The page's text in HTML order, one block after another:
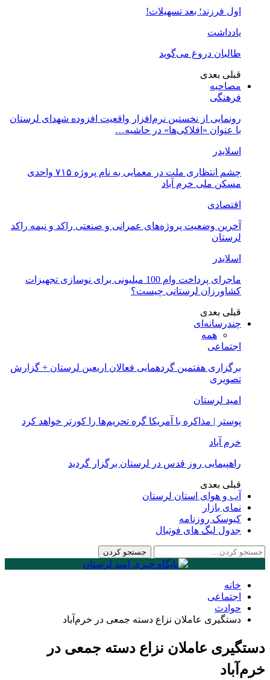
اول فرزند؛ بعد تسهیلات!
یادداشت
طالبان دروغ می‌گوید
قبلی بعدی
مصاحبه
فرهنگی
رونمایی از نخستین نرم‌افزار واقعیت افزوده شهدای لرستان
با عنوان «افلاکی‌ها» در حاشیه…
اسلایدر
چشم انتظاری ملت در معمایی به نام پروژه ۷۱۵ واحدی
مسکن ملی خرم آباد
اقتصادی
آخرین وضعیت پروژه‌های عمرانی و صنعتی راکد و نیمه راکد
لرستان
اسلایدر
ماجرای پرداخت وام 100 میلیونی برای نوسازی تجهیزات
کشاورزان لرستانی چیست؟
قبلی بعدی
چندرسانه‌ای
همه
اجتماعی
برگزاری هفتمین گردهمایی فعالان اربعین لرستان + گزارش
تصویری
امید لرستان
پوستر | مذاکره با آمریکا گره تحریم‌ها را کورتر خواهد کرد
خرم آباد
راهپیمایی روز قدس در لرستان برگزار گردید
قبلی بعدی
آب و هوای استان لرستان
نمای بازار
کیوسک روزنامه
جدول لیگ های فوتبال
خانه
اجتماعی
حوادث
دستگیری عاملان نزاع دسته جمعی در خرم‌آباد
دستگیری عاملان نزاع دسته جمعی در
خرم‌آباد